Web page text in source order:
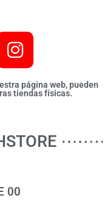
página web, pueden
tiendas físicas.
00